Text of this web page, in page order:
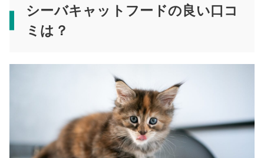
シーバキャットフードの良い口コ
ミは？